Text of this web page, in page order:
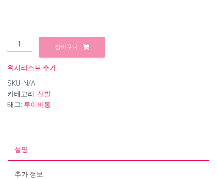
이
통
스
텔
라
수
장바구니
위시리스트 추가
SKU: N/A
카테고리: 신발
태그: 루이비통
설명
추가 정보